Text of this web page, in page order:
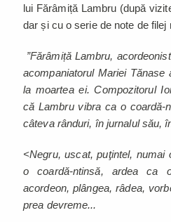
lui Fărâmiță Lambru (după
dar și cu o serie de note de filej
”Fărâmiță Lambru,
acompaniatorul Mariei Tănase
la moartea ei. Compozitorul
că Lambru vibra ca o coardă-
câteva rânduri, în jurnalul său,
<Negru, uscat, puţintel,
o coardă-ntinsă, ardea ca
acordeon, plângea, râdea,
prea devreme...